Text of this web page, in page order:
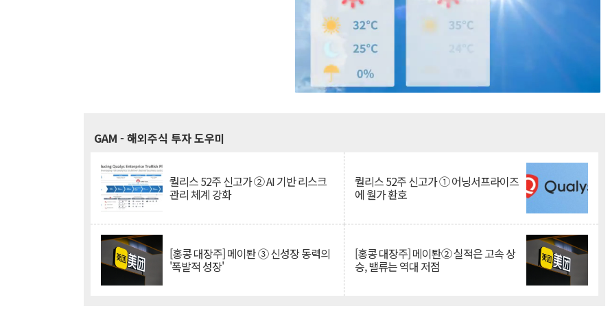
GAM - 해외주식 투자 도우미
퀄리스 52주 신고가 ② AI 기반 리스크
관리 체계 강화
퀄리스 52주 신고가 ① 어닝서프라이즈
에 월가 환호
[홍콩 대장주] 메이퇀 ③ 신성장 동력의
'폭발적 성장'
[홍콩 대장주] 메이퇀② 실적은 고속 상
승, 밸류는 역대 저점